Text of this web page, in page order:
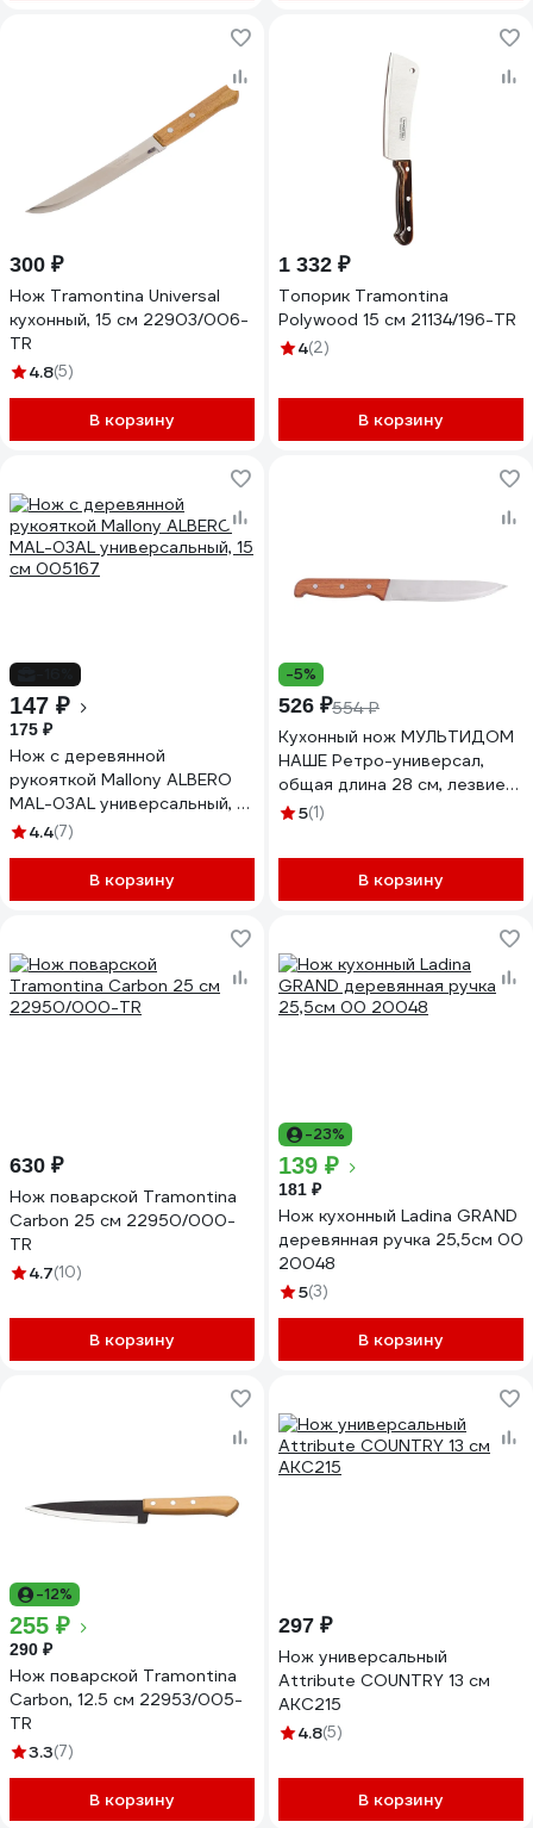
300 ₽
Нож Tramontina Universal
кухонный, 15 см 22903/006-
TR
4.8(5)
В корзину
1 332 ₽
Топорик Tramontina
Polywood 15 см 21134/196-TR
4(2)
В корзину
147 ₽
175 ₽
Нож с деревянной
рукояткой Mallony ALBERO
MAL-03AL универсальный, 15
см 005167
4.4(7)
В корзину
-5%
526 ₽554 ₽
Кухонный нож МУЛЬТИДОМ
НАШЕ Ретро-универсал,
общая длина 28 см, лезвие
16,5 см Россия МТ57-87
5(1)
В корзину
630 ₽
Нож поварской Tramontina
Carbon 25 см 22950/000-
TR
4.7(10)
В корзину
-23%
139 ₽
181 ₽
Нож кухонный Ladina GRAND
деревянная ручка 25,5см 00
20048
5(3)
В корзину
-12%
255 ₽
290 ₽
Нож поварской Tramontina
Carbon, 12.5 см 22953/005-
TR
3.3(7)
В корзину
297 ₽
Нож универсальный
Attribute COUNTRY 13 см
AKC215
4.8(5)
В корзину